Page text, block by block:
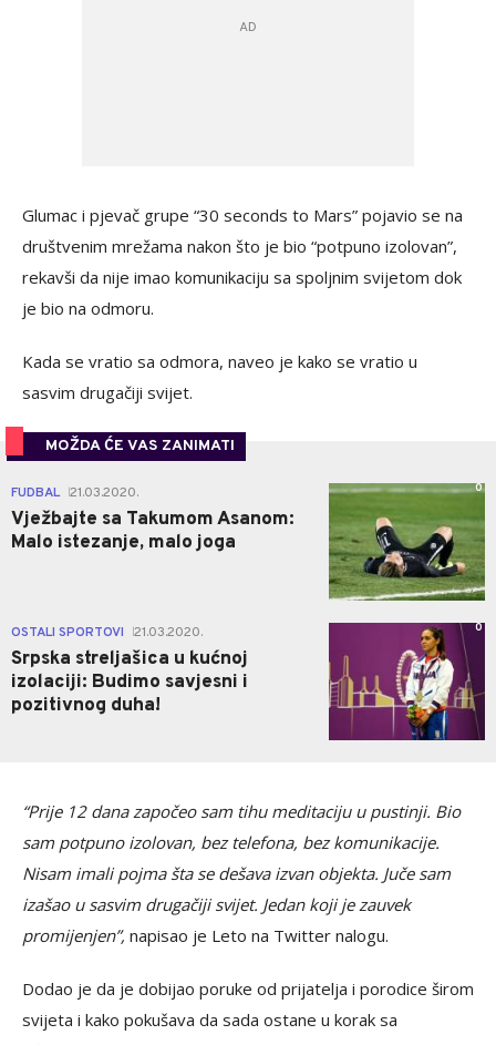
Glumac i pjevač grupe “30 seconds to Mars” pojavio se na
društvenim mrežama nakon što je bio “potpuno izolovan”,
rekavši da nije imao komunikaciju sa spoljnim svijetom dok
je bio na odmoru.
Kada se vratio sa odmora, naveo je kako se vratio u
sasvim drugačiji svijet.
MOŽDA ĆE VAS ZANIMATI
FUDBAL 21.03.2020.
Vježbajte sa Takumom Asanom:
Malo istezanje, malo joga
0
OSTALI SPORTOVI 21.03.2020.
Srpska streljašica u kućnoj
izolaciji: Budimo savjesni i
pozitivnog duha!
0
“Prije 12 dana započeo sam tihu meditaciju u pustinji. Bio
sam potpuno izolovan, bez telefona, bez komunikacije.
Nisam imali pojma šta se dešava izvan objekta. Juče sam
izašao u sasvim drugačiji svijet. Jedan koji je zauvek
promijenjen”, napisao je Leto na Twitter nalogu.
Dodao je da je dobijao poruke od prijatelja i porodice širom
svijeta i kako pokušava da sada ostane u korak sa